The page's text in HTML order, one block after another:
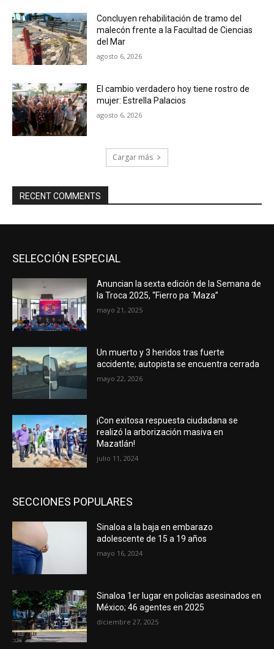
Concluyen rehabilitación de tramo del
malecón frente a la Facultad de Ciencias
del Mar
agosto 6, 2026
El cambio verdadero hoy tiene rostro de
mujer: Estrella Palacios
agosto 6, 2026
Cargar más
RECENT COMMENTS
SELECCIÓN ESPECIAL
Anuncian la sexta edición de la Semana de
la Troca 2025, “Fierro pa ´Maza”
mayo 21, 2025
Un muerto y 3 heridos tras fuerte
accidente; autopista se encuentra cerrada
mayo 22, 2026
¡Con exitosa respuesta ciudadana se
realizó la arborización masiva en
Mazatlán!
julio 11, 2024
SECCIONES POPULARES
Sinaloa a la baja en embarazo
adolescente de 15 a 19 años
mayo 16, 2024
Sinaloa 1er lugar en policías asesinados en
México; 46 agentes en 2025
diciembre 27, 2025